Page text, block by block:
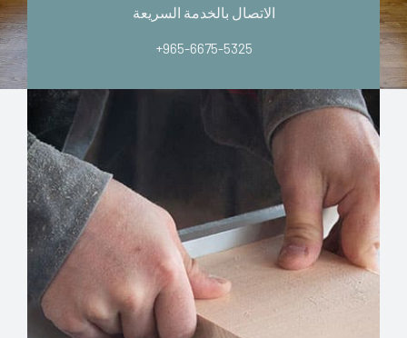
الاتصال بالخدمة السريعة
+965-6675-5325